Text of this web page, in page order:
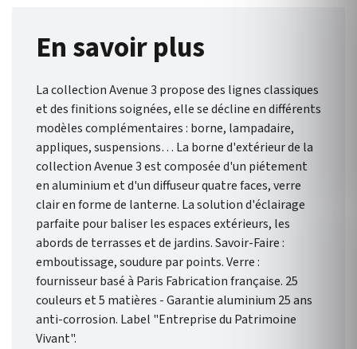
En savoir plus
La collection Avenue 3 propose des lignes classiques
et des finitions soignées, elle se décline en différents
modèles complémentaires : borne, lampadaire,
appliques, suspensions… La borne d'extérieur de la
collection Avenue 3 est composée d'un piétement
en aluminium et d'un diffuseur quatre faces, verre
clair en forme de lanterne. La solution d'éclairage
parfaite pour baliser les espaces extérieurs, les
abords de terrasses et de jardins. Savoir-Faire :
emboutissage, soudure par points. Verre :
fournisseur basé à Paris Fabrication française. 25
couleurs et 5 matières - Garantie aluminium 25 ans
anti-corrosion. Label "Entreprise du Patrimoine
Vivant".